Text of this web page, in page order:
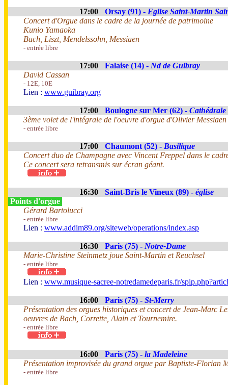
17:00 Orsay (91) - Eglise Saint-Martin
Concert d'Orgue dans le cadre de la journée de patrimoine
Kunio Yamaoka
Bach, Liszt, Mendelssohn, Messiaen
- entrée libre
17:00 Falaise (14) - Nd de Guibray
David Cassan
- 12E, 10E
Lien : www.guibray.org
17:00 Boulogne sur Mer (62) -
3ème volet de l'intégrale de l'oeuvre d'orgue d'Olivier
- entrée libre
17:00 Chaumont (52) - Basilique
Concert duo de Champagne avec Vincent Freppel dans le
Ce concert sera retransmis sur écran géant.
16:30 Saint-Bris le Vineux (89) - église
Points d'orgue
Gérard Bartolucci
- entrée libre
Lien : www.addim89.org/siteweb/operations/index.asp
16:30 Paris (75) - Notre-Dame
Marie-Christine Steinmetz joue Saint-Martin et Reuchsel
- entrée libre
Lien : www.musique-sacree-notredamedeparis.fr/
16:00 Paris (75) - St-Merry
Présentation des orgues historiques et concert de Jean-Marc
oeuvres de Bach, Corrette, Alain et Tournemire.
- entrée libre
16:00 Paris (75) - la Madeleine
Présentation improvisée du grand orgue par Baptiste-Florian
- entrée libre